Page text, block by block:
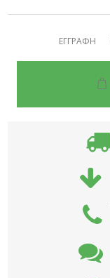
ΕΓΓΡΑΦΗ